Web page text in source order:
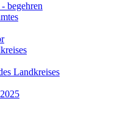
begehren
Landkreises